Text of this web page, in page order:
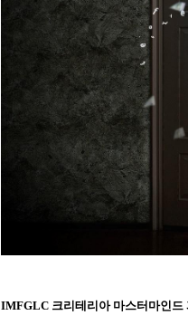
IMFGLC 크리테리아 마스터마인드